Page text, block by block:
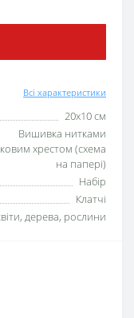
Всі характеристики
20x10 см
Вишивка нитками
хрестом (схема
на папері)
Набір
Клатчі
дерева, рослини